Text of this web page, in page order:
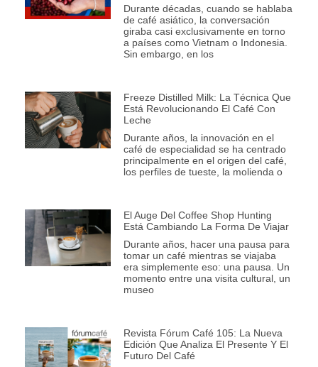
Durante décadas, cuando se hablaba
de café asiático, la conversación
giraba casi exclusivamente en torno
a países como Vietnam o Indonesia.
Sin embargo, en los
Freeze Distilled Milk: La Técnica Que
Está Revolucionando El Café Con
Leche
Durante años, la innovación en el
café de especialidad se ha centrado
principalmente en el origen del café,
los perfiles de tueste, la molienda o
El Auge Del Coffee Shop Hunting
Está Cambiando La Forma De Viajar
Durante años, hacer una pausa para
tomar un café mientras se viajaba
era simplemente eso: una pausa. Un
momento entre una visita cultural, un
museo
Revista Fórum Café 105: La Nueva
Edición Que Analiza El Presente Y El
Futuro Del Café